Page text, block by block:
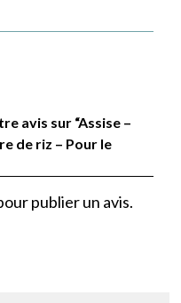
avis sur “Assise –
de riz – Pour le
publier un avis.